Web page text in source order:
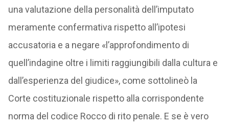
una valutazione della personalità dell’imputato
meramente confermativa rispetto all’ipotesi
accusatoria e a negare «l’approfondimento di
quell’indagine oltre i limiti raggiungibili dalla cultura e
dall’esperienza del giudice», come sottolineò la
Corte costituzionale rispetto alla corrispondente
norma del codice Rocco di rito penale. E se è vero